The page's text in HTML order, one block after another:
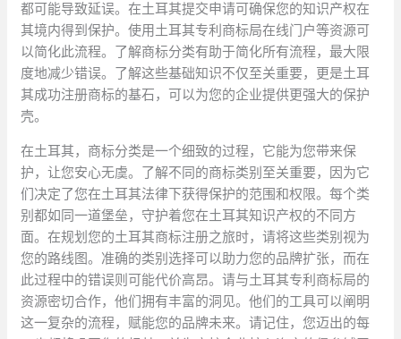
都可能导致延误。在土耳其提交申请可确保您的知识产权在
其境内得到保护。使用土耳其专利商标局在线门户等资源可
以简化此流程。了解商标分类有助于简化所有流程，最大限
度地减少错误。了解这些基础知识不仅至关重要，更是土耳
其成功注册商标的基石，可以为您的企业提供更强大的保护
壳。
在土耳其，商标分类是一个细致的过程，它能为您带来保
护，让您安心无虞。了解不同的商标类别至关重要，因为它
们决定了您在土耳其法律下获得保护的范围和权限。每个类
别都如同一道堡垒，守护着您在土耳其知识产权的不同方
面。在规划您的土耳其商标注册之旅时，请将这些类别视为
您的路线图。准确的类别选择可以助力您的品牌扩张，而在
此过程中的错误则可能代价高昂。请与土耳其专利商标局的
资源密切合作，他们拥有丰富的洞见。他们的工具可以阐明
这一复杂的流程，赋能您的品牌未来。请记住，您迈出的每